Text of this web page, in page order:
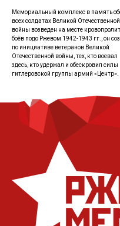
Как
Мемориальный комплекс в память
всех солдатах Великой Отечественной
войны возведен на месте
боёв подо Ржевом 1942-1943 гг., он
по инициативе ветеранов Великой
Отечественной войны, тех, кто воевал
здесь, кто удержал и обескровил силы
гитлеровской группы армий «Центр».